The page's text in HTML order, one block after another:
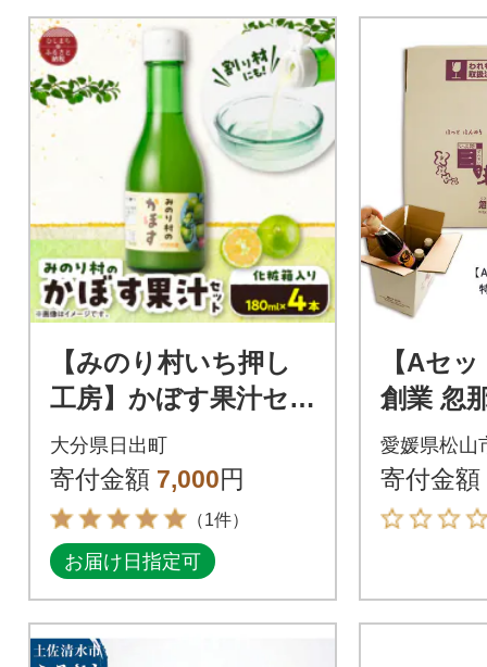
【みのり村いち押し
工房】かぼす果汁セ
ット(180ml×4本)
大分県日出町
寄付金額 7,000円
（1件）
お届け日指定可
【Aセ
創業 忽
口醤油
醤油 セ
愛媛県松山
寄付金額